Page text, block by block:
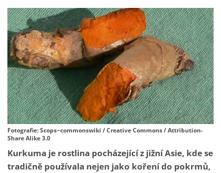
Fotografie: Scops~commonswiki / Creative Commons / Attribution-
Share Alike 3.0
Kurkuma je rostlina pocházející z jižní Asie, kde se
tradičně používala nejen jako koření do pokrmů,